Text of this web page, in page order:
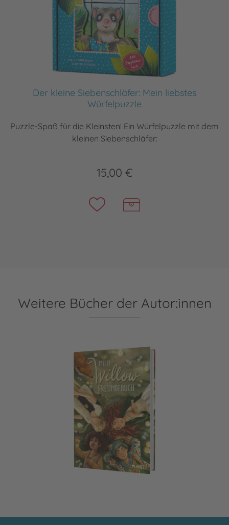
Der kleine Siebenschläfer: Mein liebstes
Würfelpuzzle
Puzzle-Spaß für die Kleinsten! Ein Würfelpuzzle mit dem
kleinen Siebenschläfer:
15,00 €
Weitere Bücher der Autor:innen
Ein Mädchen namens Willow: Mein Willow-Freundebuch